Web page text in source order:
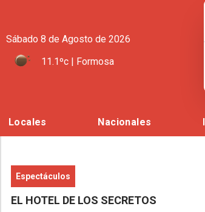
Sábado 8 de Agosto de 2026
11.1ºc | Formosa
Locales Nacionales
Espectáculos
EL HOTEL DE LOS SECRETOS